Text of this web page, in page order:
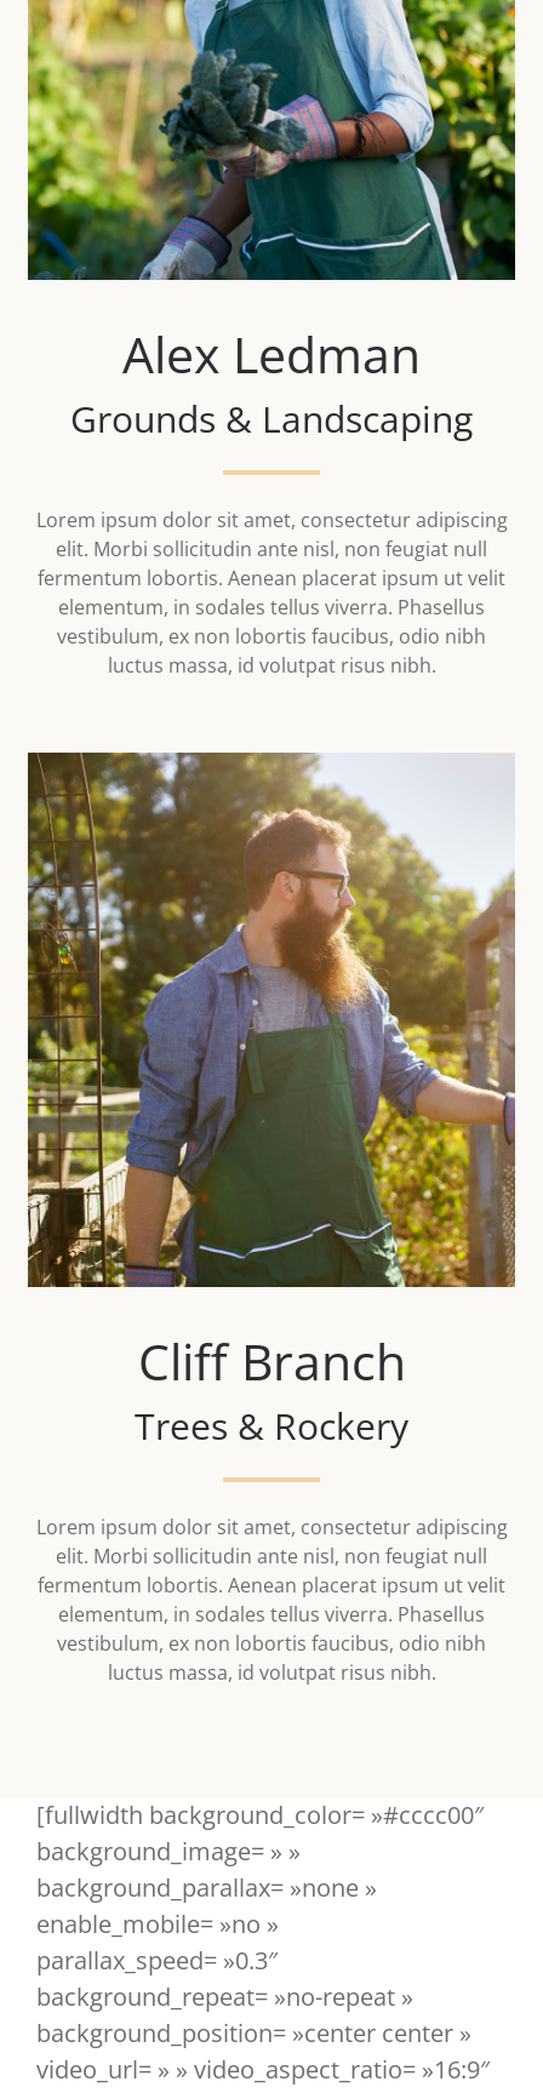
Alex Ledman
Grounds & Landscaping
Lorem ipsum dolor sit amet, consectetur adipiscing
elit. Morbi sollicitudin ante nisl, non feugiat null
fermentum lobortis. Aenean placerat ipsum ut velit
elementum, in sodales tellus viverra. Phasellus
vestibulum, ex non lobortis faucibus, odio nibh
luctus massa, id volutpat risus nibh.
Cliff Branch
Trees & Rockery
Lorem ipsum dolor sit amet, consectetur adipiscing
elit. Morbi sollicitudin ante nisl, non feugiat null
fermentum lobortis. Aenean placerat ipsum ut velit
elementum, in sodales tellus viverra. Phasellus
vestibulum, ex non lobortis faucibus, odio nibh
luctus massa, id volutpat risus nibh.
[fullwidth background_color= »#cccc00″
background_image= » »
background_parallax= »none »
enable_mobile= »no »
parallax_speed= »0.3″
background_repeat= »no-repeat »
background_position= »center center »
video_url= » » video_aspect_ratio= »16:9″